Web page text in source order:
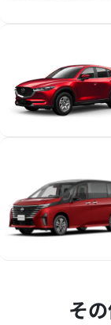
そ